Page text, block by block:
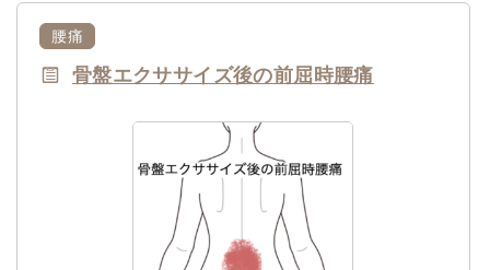
腰痛
骨盤エクササイズ後の前屈時腰痛